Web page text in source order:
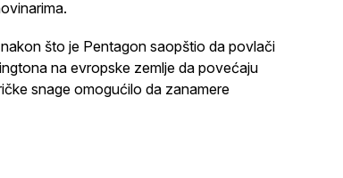
što je Pentagon saopštio da povlači
na evropske zemlje da povećaju
snage omogućilo da zanamere